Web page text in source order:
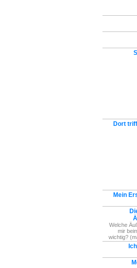
Dort
Mein
Welche
mir
wichtig?